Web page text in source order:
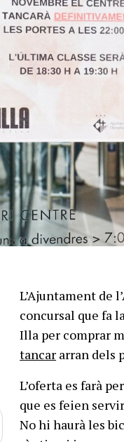
L’Ajuntament de
concursal que fa
Illa per comprar
tancar arran dels
L’oferta es farà
que es feien
No hi haurà les